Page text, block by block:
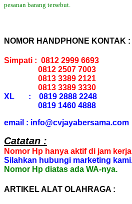
pesanan barang tersebut.
NOMOR HANDPHONE KONTAK :
Simpati : 0812 2999 6693
0812 2507 7003
0813 3389 2121
0813 3389 3330
XL : 0819 2888 2248
0819 1460 4888
email : info@cvjayabersama.com
Catatan :
Nomor Hp hanya aktif di jam
Silahkan hubungi marketing
Nomor Hp diatas ada WA-nya.
ARTIKEL ALAT OLAHRAGA :